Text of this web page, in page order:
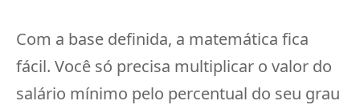
Com a base definida, a matemática fica
fácil. Você só precisa multiplicar o valor do
salário mínimo pelo percentual do seu grau